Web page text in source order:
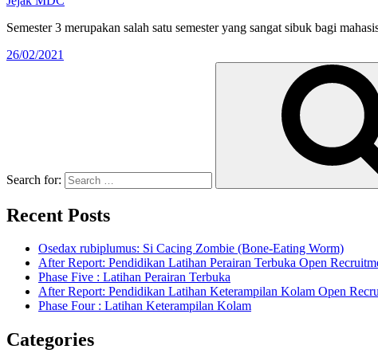
Semester 3 merupakan salah satu semester yang sangat sibuk bagi
26/02/2021
Search for:
Recent Posts
Osedax rubiplumus: Si Cacing Zombie (Bone-Eating Worm)
After Report: Pendidikan Latihan Perairan Terbuka Open
Phase Five : Latihan Perairan Terbuka
After Report: Pendidikan Latihan Keterampilan Kolam Open
Phase Four : Latihan Keterampilan Kolam
Categories